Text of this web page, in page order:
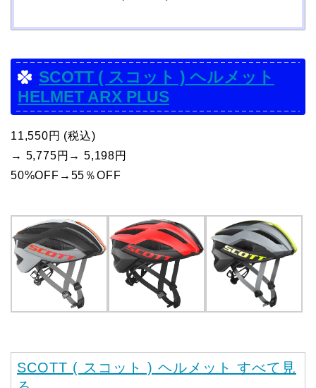
SCOTT ( スコット ) ヘルメット
HELMET ARX PLUS
11,550円 (税込)
→ 5,775円→ 5,198円
50%OFF→55％OFF
SCOTT ( スコット ) ヘルメット すべて見